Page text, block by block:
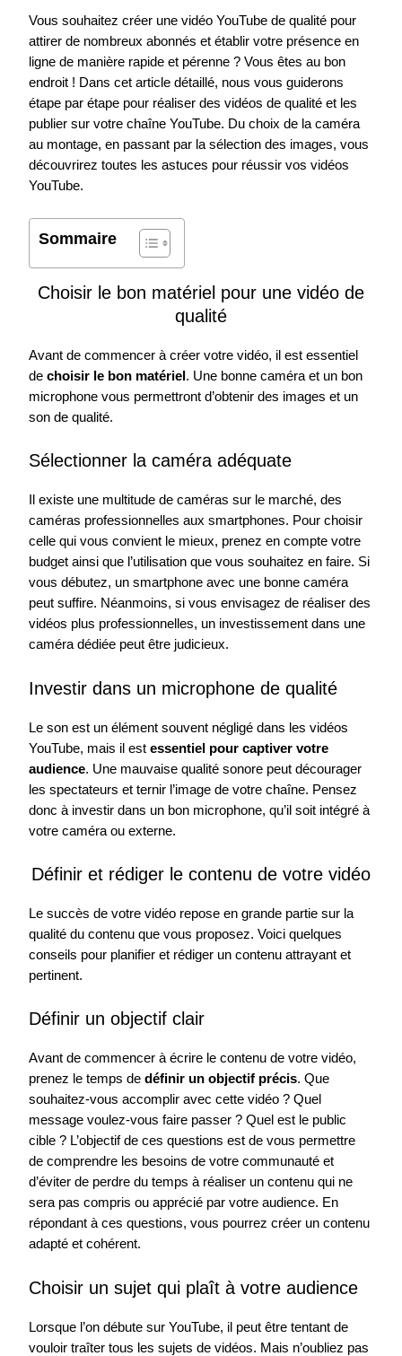
Vous souhaitez créer une vidéo YouTube de qualité pour
attirer de nombreux abonnés et établir votre présence en
ligne de manière rapide et pérenne ? Vous êtes au bon
endroit ! Dans cet article détaillé, nous vous guiderons
étape par étape pour réaliser des vidéos de qualité et les
publier sur votre chaîne YouTube. Du choix de la caméra
au montage, en passant par la sélection des images, vous
découvrirez toutes les astuces pour réussir vos vidéos
YouTube.
Sommaire
Choisir le bon matériel pour une vidéo de
qualité
Avant de commencer à créer votre vidéo, il est essentiel
dechoisir le bon matériel . Une bonne caméra et un bon
microphone vous permettront d’obtenir des images et un
son de qualité.
Sélectionner la caméra adéquate
Il existe une multitude de caméras sur le marché, des
caméras professionnelles aux smartphones. Pour choisir
celle qui vous convient le mieux, prenez en compte votre
budget ainsi que l’utilisation que vous souhaitez en faire. Si
vous débutez, un smartphone avec une bonne caméra
peut suffire. Néanmoins, si vous envisagez de réaliser des
vidéos plus professionnelles, un investissement dans une
caméra dédiée peut être judicieux.
Investir dans un microphone de qualité
Le son est un élément souvent négligé dans les vidéos
YouTube, mais il estessentiel pour captiver votre
audience. Une mauvaise qualité sonore peut décourager
les spectateurs et ternir l’image de votre chaîne. Pensez
donc à investir dans un bon microphone, qu’il soit intégré à
votre caméra ou externe.
Définir et rédiger le contenu de votre vidéo
Le succès de votre vidéo repose en grande partie sur la
qualité du contenu que vous proposez. Voici quelques
conseils pour planifier et rédiger un contenu attrayant et
pertinent.
Définir un objectif clair
Avant de commencer à écrire le contenu de votre vidéo,
prenez le temps dedéfinir un objectif précis. Que
souhaitez-vous accomplir avec cette vidéo ? Quel
message voulez-vous faire passer ? Quel est le public
cible ? L’objectif de ces questions est de vous permettre
de comprendre les besoins de votre communauté et
d’éviter de perdre du temps à réaliser un contenu qui ne
sera pas compris ou apprécié par votre audience. En
répondant à ces questions, vous pourrez créer un contenu
adapté et cohérent.
Choisir un sujet qui plaît à votre audience
Lorsque l’on débute sur YouTube, il peut être tentant de
vouloir traîter tous les sujets de vidéos. Mais n’oubliez pas